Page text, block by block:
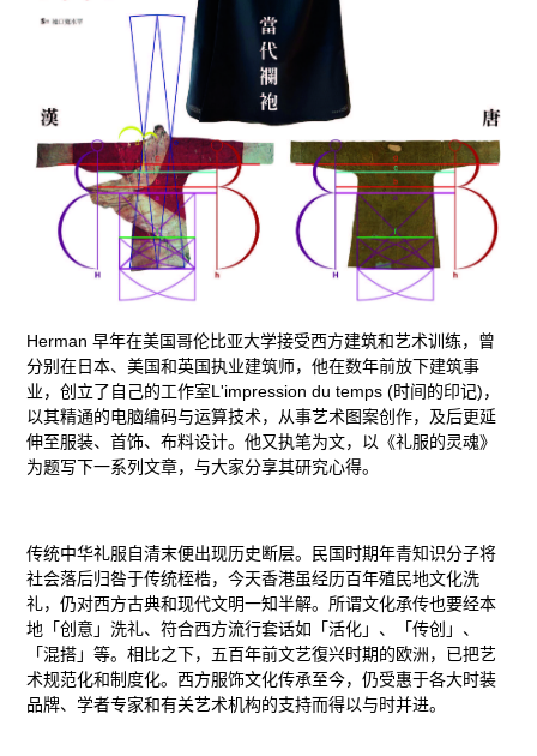
Herman 早年在美国哥伦比亚大学接受西方建筑和艺术训练，曾
分别在日本、美国和英国执业建筑师，他在数年前放下建筑事
业，创立了自己的工作室L'impression du temps (时间的印记)，
以其精通的电脑编码与运算技术，从事艺术图案创作，及后更延
伸至服装、首饰、布料设计。他又执笔为文，以《礼服的灵魂》
为题写下一系列文章，与大家分享其研究心得。
传统中华礼服自清末便出现历史断层。民国时期年青知识分子将
社会落后归咎于传统桎梏，今天香港虽经历百年殖民地文化洗
礼，仍对西方古典和现代文明一知半解。所谓文化承传也要经本
地「创意」洗礼、符合西方流行套话如「活化」、「传创」、
「混搭」等。相比之下，五百年前文艺復兴时期的欧洲，已把艺
术规范化和制度化。西方服饰文化传承至今，仍受惠于各大时装
品牌、学者专家和有关艺术机构的支持而得以与时并进。